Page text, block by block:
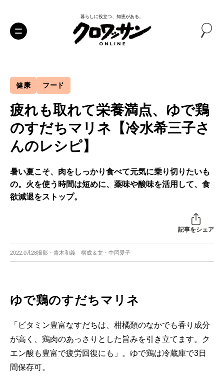
暮らしに役立つ、知恵がある。
健康 フード
疲れも取れて栄養満点、ゆで鶏
のすだちマリネ【冷水希三子さ
んのレシピ】
暑い夏こそ、肉をしっかり食べて元気に乗り切りたいも
の。火を使う時間は短めに、薬味や酸味を活用して、食
欲減退をストップ。
記事をシェア
2022.07.28撮影・青木和義 構成＆文・中岡愛子
ゆで鶏のすだちマリネ
「ビタミン豊富なすだちは、柑橘類のなかでも香り成分
が高く、鶏肉のあっさりとした旨みを引き立てます。ク
エン酸も豊富で疲労回復にも」。ゆで鶏は冷蔵庫で3日
間保存可。